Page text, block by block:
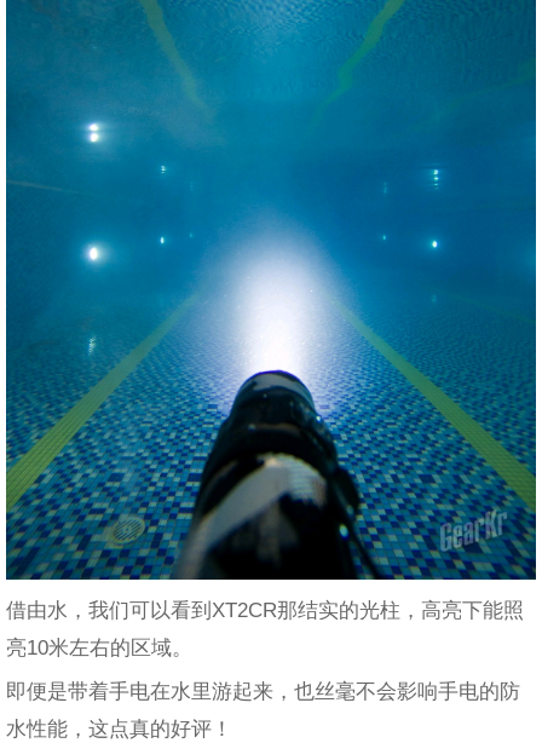
借由水，我们可以看到XT2CR那结实的光柱，高亮下能照
亮10米左右的区域。
即便是带着手电在水里游起来，也丝毫不会影响手电的防
水性能，这点真的好评！